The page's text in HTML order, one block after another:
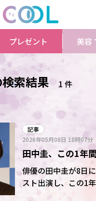
プレゼント 美容
索結果
1 件
記事
2026年05月08日 18時07分
田中圭、この1年
ある」
俳優の田中圭が8日
スト出演し、この1年間の生
の不倫疑惑が報じ